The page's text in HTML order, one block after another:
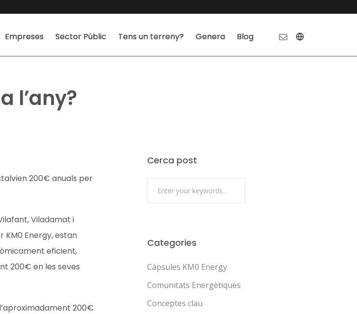
Empreses Sector Públic Tens un terreny? Genera Blog
l’any?
200€ anuals per
Viladamat i
KM0 Energy, estan
eficient,
200€ en les seves
200€
Cerca post
Categories
Càpsules KM0 Energy
Comunitats Energètiques
Conceptes clau